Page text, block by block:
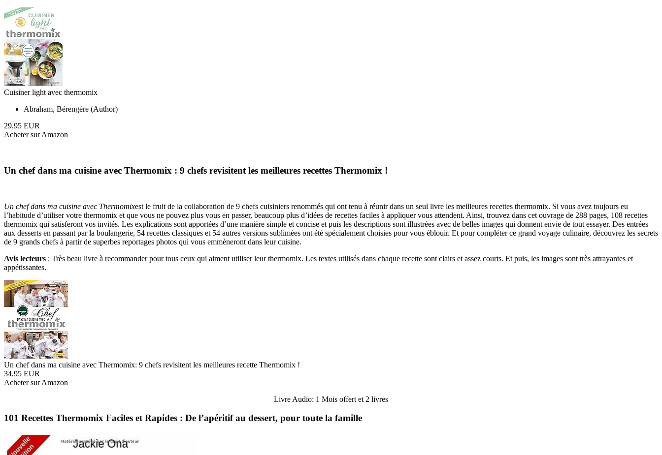
Cuisiner light avec thermomix
Abraham, Bérengère (Author)
29,95 EUR
Acheter sur Amazon
Un chef dans ma cuisine avec Thermomix : 9 chefs revisitent les meilleures recettes Thermomix !
Un chef dans ma cuisine avec Thermomixest le fruit de la collaboration de 9 chefs cuisiniers renommés qui ont tenu à réunir dans un seul livre les meilleures recettes thermomix. Si vous avez toujours eu
l’habitude d’utiliser votre thermomix et que vous ne pouvez plus vous en passer, beaucoup plus d’idées de recettes faciles à appliquer vous attendent. Ainsi, trouvez dans cet ouvrage de 288 pages, 108 recettes
thermomix qui satisferont vos invités. Les explications sont apportées d’une manière simple et concise et puis les descriptions sont illustrées avec de belles images qui donnent envie de tout essayer. Des entrées
aux desserts en passant par la boulangerie, 54 recettes classiques et 54 autres versions sublimées ont été spécialement choisies pour vous éblouir. Et pour compléter ce grand voyage culinaire, découvrez les secrets
de 9 grands chefs à partir de superbes reportages photos qui vous emmèneront dans leur cuisine.
Avis lecteurs : Très beau livre à recommander pour tous ceux qui aiment utiliser leur thermomix. Les textes utilisés dans chaque recette sont clairs et assez courts. Et puis, les images sont très attrayantes et
appétissantes.
Un chef dans ma cuisine avec Thermomix: 9 chefs revisitent les meilleures recette Thermomix !
34,95 EUR
Acheter sur Amazon
Livre Audio: 1 Mois offert et 2 livres
101 Recettes Thermomix Faciles et Rapides : De l’apéritif au dessert, pour toute la famille